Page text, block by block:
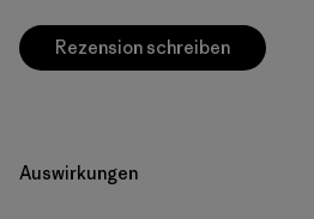
Rezension schreiben
Auswirkungen